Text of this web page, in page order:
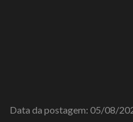
Data da postagem: 05/08/